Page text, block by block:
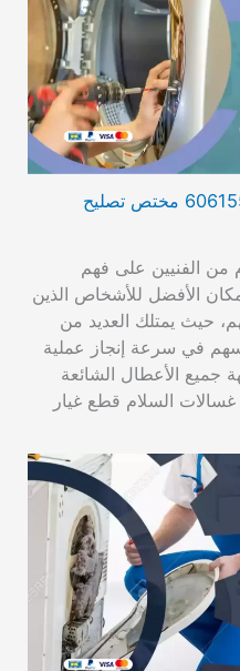
فني تصليح غسالات السلام 60615556 مختص تصليح
من الفنيين على فهم
الأفضل للأشخاص الذين
حيث يمتلك العديد من
في سرعة إنجاز عملية
جميع الأعطال الشائعة
السلام قطع غيار